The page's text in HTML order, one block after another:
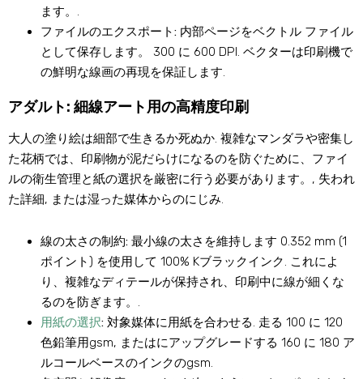
ます。.
ファイルのエクスポート: 内部ページをベクトル ファイル
として保存します。 300 に 600 DPI. ベクターは印刷機で
の鮮明な線画の再現を保証します.
アダルト: 細線アート用の高精度印刷
大人の塗り絵は細部で生きるか死ぬか. 複雑なマンダラや密集し
た花柄では、印刷物が泥だらけになるのを防ぐために、ファイ
ルの衛生管理と紙の選択を厳密に行う必要があります。, 失われ
た詳細, または湿った媒体からのにじみ.
線の太さの制約: 最小線の太さを維持します 0.352 mm (1
ポイント) を使用して 100% Kブラックインク. これによ
り、複雑なディテールが保持され、印刷中に線が細くな
るのを防ぎます。.
用紙の選択: 対象媒体に用紙を合わせる. 走る 100 に 120
色鉛筆用gsm, またはにアップグレードする 160 に 180 ア
ルコールベースのインクのgsm.